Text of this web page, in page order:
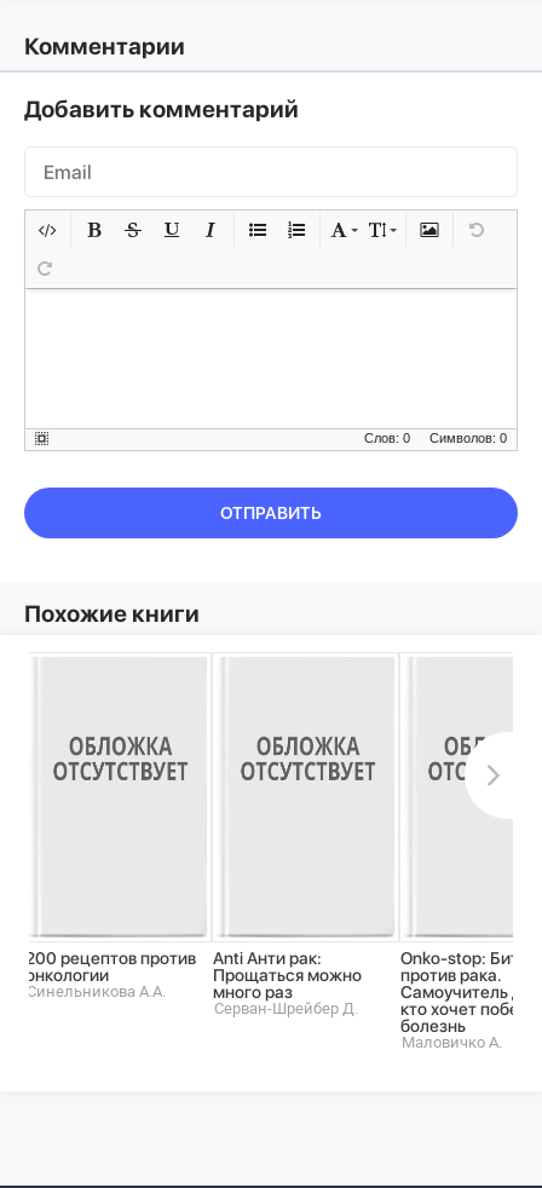
Комментарии
Добавить комментарий
Символов: 0
Слов: 0
ОТПРАВИТЬ
Похожие книги
200 рецептов против
онкологии
Синельникова А.А.
Anti Анти рак:
Прощаться можно
много раз
Серван-Шрейбер Д.
Onko-stop: Битва
против рака.
Самоучитель для
кто хочет
болезнь
Маловичко А.